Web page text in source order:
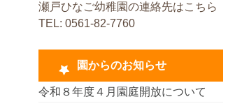
瀬戸ひなご幼稚園の連絡先はこちら
TEL: 0561-82-7760
園からのお知らせ
令和８年度４月園庭開放について